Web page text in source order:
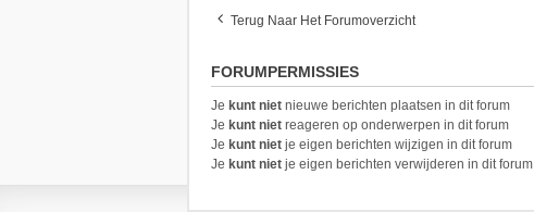
Terug Naar Het Forumoverzicht
FORUMPERMISSIES
Je kunt niet nieuwe berichten plaatsen in dit forum
Je kunt niet reageren op onderwerpen in dit forum
Je kunt niet je eigen berichten wijzigen in dit forum
Je kunt niet je eigen berichten verwijderen in dit forum